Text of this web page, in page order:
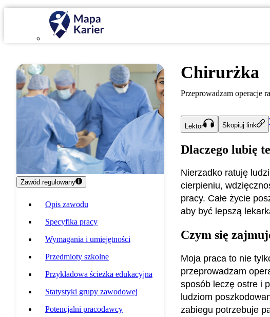
Zawód regulowany
Opis zawodu
Specyfika pracy
Wymagania i umiejętności
Przedmioty szkolne
Przykładowa ścieżka edukacyjna
Statystyki grupy zawodowej
Potencjalni pracodawcy
Chirurżka
Przeprowadzam operacje
Lektor Skopiuj link
Dlaczego lubię
Nierzadko ratuję
cierpieniu,
pracy. Całe życie
aby być lepszą
Czym się
Moja praca to nie
przeprowadzam
sposób leczę ostre i
ludziom
zabiegu potrzebuje